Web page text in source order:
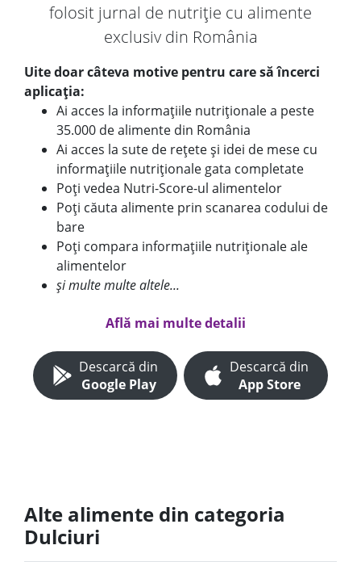
folosit jurnal de nutriție cu alimente
exclusiv din România
Uite doar câteva motive pentru care să încerci
aplicația:
Ai acces la informațiile nutriționale a peste
35.000 de alimente din România
Ai acces la sute de rețete și idei de mese cu
informațiile nutriționale gata completate
Poți vedea Nutri-Score-ul alimentelor
Poți căuta alimente prin scanarea codului de
bare
Poți compara informațiile nutriționale ale
alimentelor
și multe multe altele...
Află mai multe detalii
Descarcă din
Google Play
Descarcă din
App Store
Alte alimente din categoria
Dulciuri